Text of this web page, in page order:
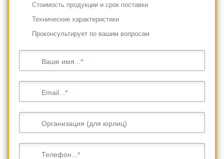
Cтоимость продукции и срок поставки
Технические характеристики
Проконсультирует по вашим вопросам
Ваше имя...
Email...
Организация (для юрлиц)
Телефон...